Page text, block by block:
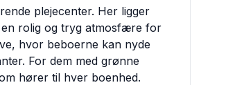
plejecenter. Her ligger
en rolig og tryg atmosfære for
hvor beboerne kan nyde
For dem med grønne
hører til hver boenhed.